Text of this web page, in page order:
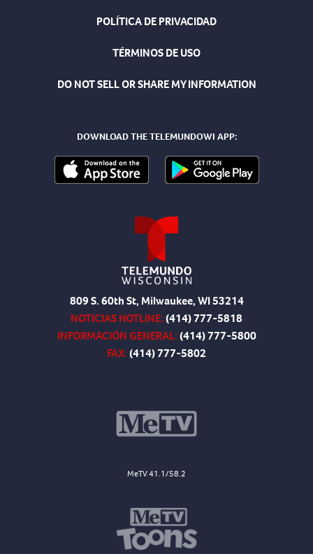
POLÍTICA DE PRIVACIDAD
TÉRMINOS DE USO
DO NOT SELL OR SHARE MY INFORMATION
DOWNLOAD THE TELEMUNDOWI APP:
809 S. 60th St, Milwaukee, WI 53214
NOTICIAS HOTLINE:(414) 777-5818
INFORMACIÓN GENERAL:(414) 777-5800
FAX:(414) 777-5802
MeTV 41.1/58.2